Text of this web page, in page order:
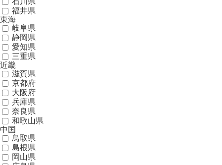
福井県
東海
岐阜県
静岡県
愛知県
三重県
近畿
滋賀県
京都府
大阪府
兵庫県
奈良県
和歌山県
中国
鳥取県
島根県
岡山県